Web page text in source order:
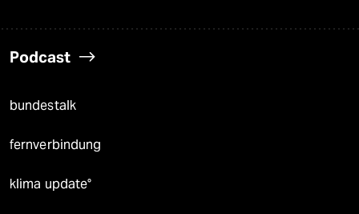
Podcast
bundestalk
fernverbindung
klima update°